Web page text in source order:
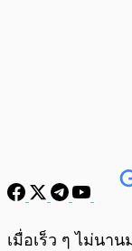
พร้อมเล่น
เมื่อเร็ว ๆ ไม่นา